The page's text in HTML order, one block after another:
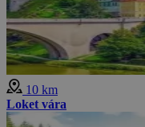
10 km
Loket vára